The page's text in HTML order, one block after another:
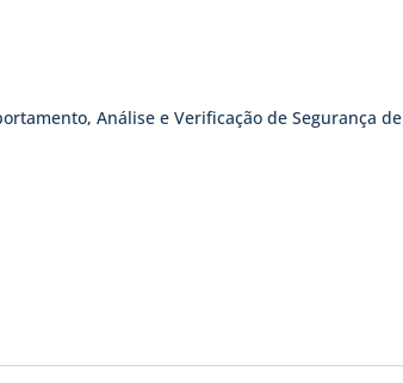
Análise e Verificação de Segurança de